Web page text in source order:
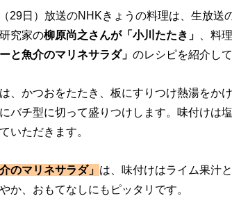
29日）放送のNHKきょうの料理は、生放送
究家の柳原尚之さんが「小川たたき」 、料
と魚介のマリネサラダ」 のレシピを紹介し
は、かつおをたたき、板にすりつけ熱湯をか
バチ型に切って盛りつけします。味付けは
いただきます。
のマリネサラダ」 は、味付けはライム果汁
か、おもてなしにもピッタリです。